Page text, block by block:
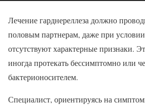
Лечение гарднереллеза должно
половым партнерам, даже при
отсутствуют характерные признаки.
иногда протекать бессимптомно или
бактерионосителем.
Специалист, ориентируясь на